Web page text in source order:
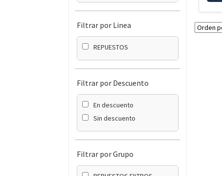
Filtrar por Linea
REPUESTOS
Filtrar por Descuento
En descuento
Sin descuento
Filtrar por Grupo